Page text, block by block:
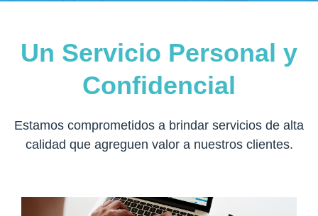
Un Servicio Personal y
Confidencial
Estamos comprometidos a brindar servicios de alta
calidad que agreguen valor a nuestros clientes.